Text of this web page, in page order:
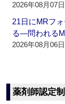
2026年08月07
21日にMRフ
る―問われる
2026年08月06
薬剤師認定